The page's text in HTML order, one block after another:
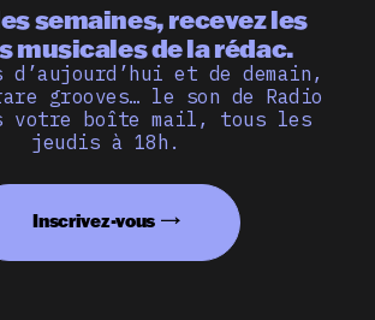
semaines, recevez les
musicales de la rédac.
d’aujourd’hui et de demain,
grooves… le son de Radio
votre boîte mail, tous les
jeudis à 18h.
Inscrivez-vous